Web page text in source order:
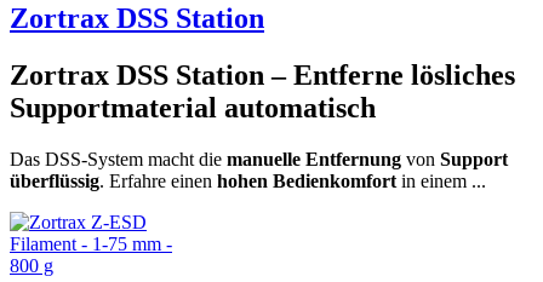
Zortrax DSS Station
Zortrax DSS Station – Entferne lösliches
Supportmaterial automatisch
Das DSS-System macht die manuelle Entfernung von Support
überflüssig. Erfahre einen hohen Bedienkomfort in einem ...